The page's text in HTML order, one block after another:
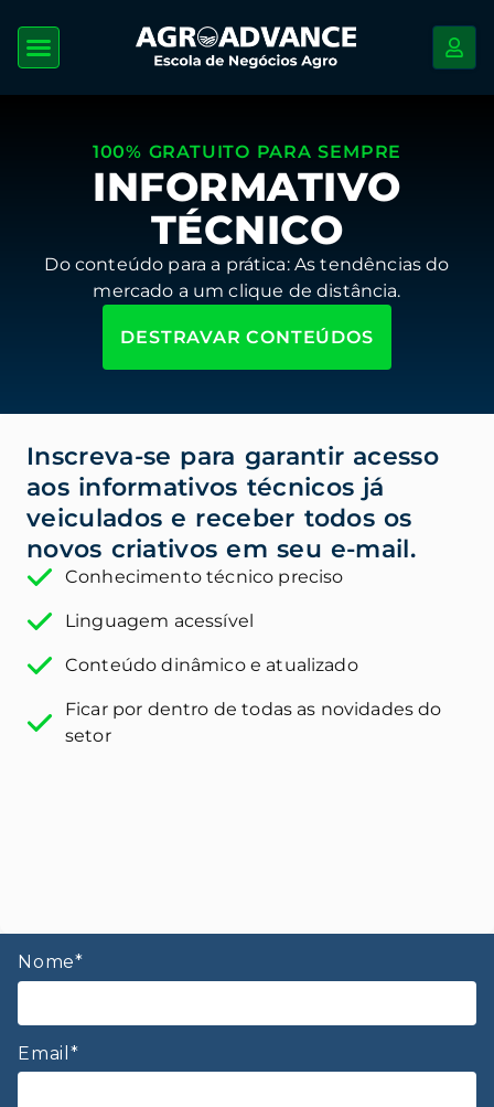
100% GRATUITO PARA SEMPRE
INFORMATIVO
TÉCNICO
Do conteúdo para a prática: As tendências do
mercado a um clique de distância.
DESTRAVAR CONTEÚDOS
Inscreva-se para garantir acesso
aos informativos técnicos já
veiculados e receber todos os
novos criativos em seu e-mail.
Conhecimento técnico preciso
Linguagem acessível
Conteúdo dinâmico e atualizado
Ficar por dentro de todas as novidades do
setor
Nome*
Email*